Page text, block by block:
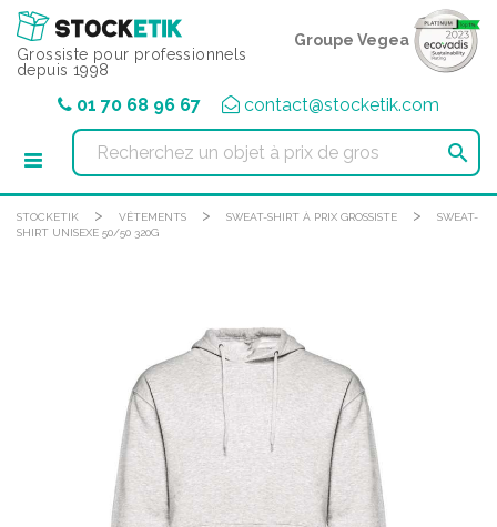
Grossiste pour professionnels
depuis 1998
Groupe Vegea
01 70 68 96 67 contact@stocketik.com

STOCKETIK > VÊTEMENTS > SWEAT-SHIRT À PRIX GROSSISTE >
SWEAT-
SHIRT UNISEXE 50/50 320G
Panneau de gestion des cookies